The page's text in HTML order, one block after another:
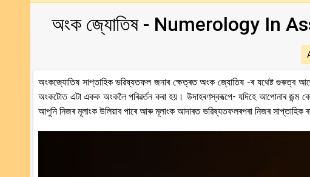
অংক জ্যোতিষ - Numerology In
অংকজ্যোতিষ সাপ্তাহিক ভৱিষ্যতফল জনাৰ ক্ষেত্ৰত অংক জ্যোতিষ -ৰ যথেষ্ট গুৰুত্ব
অংকটোত এটা একক অংকলৈ পৰিৱৰ্তন কৰা হয়। উদাহৰণস্বৰূপে- যদিহে আপোনাৰ জন্ম
আপুনি নিজৰ মূলাংক উলিয়াব পাৰে আৰু মূলাংক আদাৰত ভৱিষ্যতফলৰপৰা নিজৰ সাপ্তাহিক